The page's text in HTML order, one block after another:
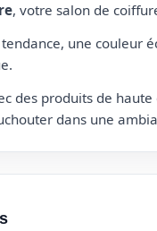
, votre salon de
une couleur
des produits de
dans une